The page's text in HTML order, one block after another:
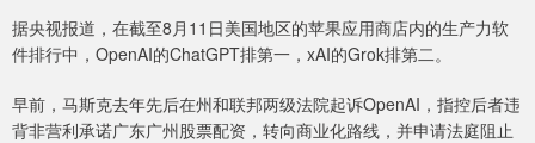
据央视报道，在截至8月11日美国地区的苹果应用商店内的生产力软
件排行中，OpenAI的ChatGPT排第一，xAI的Grok排第二。
早前，马斯克去年先后在州和联邦两级法院起诉OpenAI，指控后者违
背非营利承诺广东广州股票配资，转向商业化路线，并申请法庭阻止